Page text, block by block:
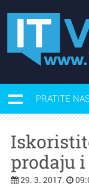
PRATITE
prodaju
29. 3. 2017.